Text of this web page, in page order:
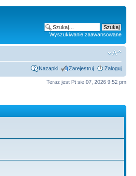
Wyszukiwanie zaawansowane
Nazapki Zarejestruj Zaloguj
Teraz jest Pt sie 07, 2026 9:52 pm